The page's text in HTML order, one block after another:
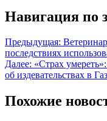
Навигация по
Предыдущая:
последствиях
Далее: «Страх
об издевательствах в
Похожие